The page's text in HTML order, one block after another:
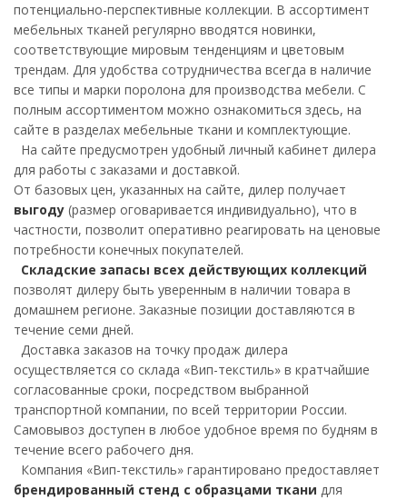
потенциально-перспективные коллекции. В ассортимент
мебельных тканей регулярно вводятся новинки,
соответствующие мировым тенденциям и цветовым
трендам. Для удобства сотрудничества всегда в наличие
все типы и марки поролона для производства мебели. С
полным ассортиментом можно ознакомиться здесь, на
сайте в разделах мебельные ткани и комплектующие.
На сайте предусмотрен удобный личный кабинет дилера
для работы с заказами и доставкой.
От базовых цен, указанных на сайте, дилер получает
выгоду (размер оговаривается индивидуально), что в
частности, позволит оперативно реагировать на ценовые
потребности конечных покупателей.
Складские запасы всех действующих коллекций
позволят дилеру быть уверенным в наличии товара в
домашнем регионе. Заказные позиции доставляются в
течение семи дней.
Доставка заказов на точку продаж дилера
осуществляется со склада «Вип-текстиль» в кратчайшие
согласованные сроки, посредством выбранной
транспортной компании, по всей территории России.
Самовывоз доступен в любое удобное время по будням в
течение всего рабочего дня.
Компания «Вип-текстиль» гарантировано предоставляет
брендированный стенд с образцами ткани для